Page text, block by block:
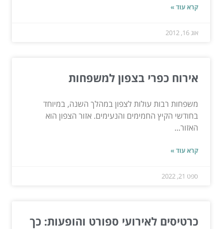
קרא עוד »
אוג 16, 2012
אירוח כפרי בצפון למשפחות
משפחות רבות עולות לצפון במהלך השנה, במיוחד
בחודשי הקיץ החמימים והנעימים. אזור הצפון הוא
האזור...
קרא עוד »
ספט 21, 2022
כרטיסים לאירועי ספורט והופעות: כך